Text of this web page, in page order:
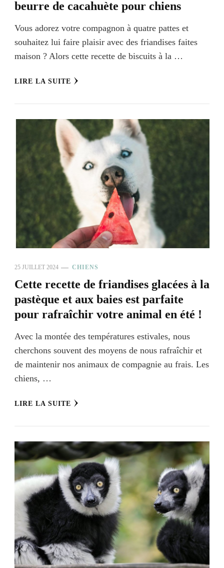
beurre de cacahuète pour chiens
Vous adorez votre compagnon à quatre pattes et
souhaitez lui faire plaisir avec des friandises faites
maison ? Alors cette recette de biscuits à la …
LIRE LA SUITE
25 JUILLET 2024 CHIENS
Cette recette de friandises glacées à la
pastèque et aux baies est parfaite
pour rafraîchir votre animal en été !
Avec la montée des températures estivales, nous
cherchons souvent des moyens de nous rafraîchir et
de maintenir nos animaux de compagnie au frais. Les
chiens, …
LIRE LA SUITE